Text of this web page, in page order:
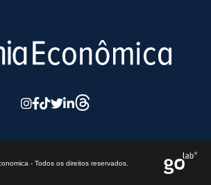
- Todos os direitos reservados.